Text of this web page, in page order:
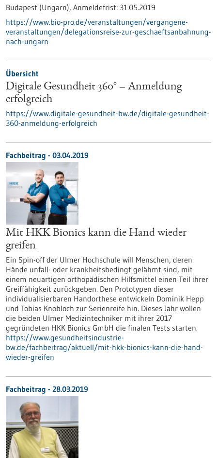
Budapest (Ungarn), Anmeldefrist: 31.05.2019
https://www.bio-pro.de/veranstaltungen/vergangene-
veranstaltungen/delegationsreise-zur-geschaeftsanbahnung-
nach-ungarn
Übersicht
Digitale Gesundheit 360° – Anmeldung
erfolgreich
https://www.digitale-gesundheit-bw.de/digitale-gesundheit-
360-anmeldung-erfolgreich
Fachbeitrag - 03.04.2019
Mit HKK Bionics kann die Hand wieder
greifen
Ein Spin-off der Ulmer Hochschule will Menschen, deren
Hände unfall- oder krankheitsbedingt gelähmt sind, mit
einem neuartigen orthopädischen Hilfsmittel einen Teil ihrer
Greiffähigkeit zurückgeben. Den Prototypen dieser
individualisierbaren Handorthese entwickeln Dominik Hepp
und Tobias Knobloch zur Serienreife hin. Dieses Jahr wollen
die beiden Ulmer Medizintechniker mit ihrer 2017
gegründeten HKK Bionics GmbH die finalen Tests starten.
https://www.gesundheitsindustrie-
bw.de/fachbeitrag/aktuell/mit-hkk-bionics-kann-die-hand-
wieder-greifen
Fachbeitrag - 28.03.2019